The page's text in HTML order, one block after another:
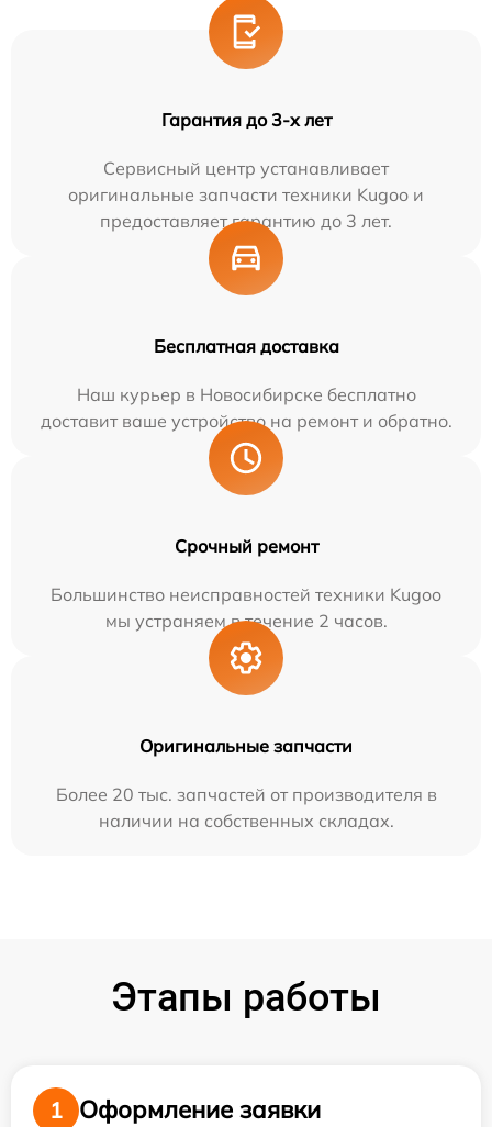
Гарантия до 3-х лет
Сервисный центр устанавливает
оригинальные запчасти техники Kugoo и
предоставляет гарантию до 3 лет.
Бесплатная доставка
Наш курьер в Новосибирске бесплатно
доставит ваше устройство на ремонт и обратно.
Срочный ремонт
Большинство неисправностей техники Kugoo
мы устраняем в течение 2 часов.
Оригинальные запчасти
Более 20 тыс. запчастей от производителя в
наличии на собственных складах.
Этапы работы
1
Оформление заявки